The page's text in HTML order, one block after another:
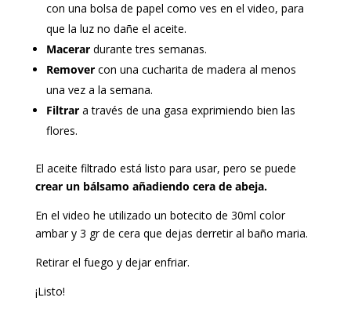
con una bolsa de papel como ves en el video, para
que la luz no dañe el aceite.
Macerardurante tres semanas.
Removercon una cucharita de madera al menos
una vez a la semana.
Filtrara través de una gasa exprimiendo bien las
flores.
El aceite filtrado está listo para usar, pero se puede
crear un bálsamo añadiendo cera de abeja.
En el video he utilizado un botecito de 30ml color
ambar y 3 gr de cera que dejas derretir al baño maria.
Retirar el fuego y dejar enfriar.
¡Listo!